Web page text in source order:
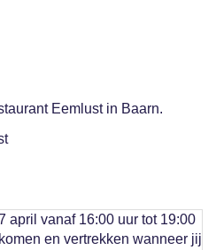
Eemlust in Baarn.
april vanaf 16:00 uur tot 19:00
en vertrekken wanneer jij